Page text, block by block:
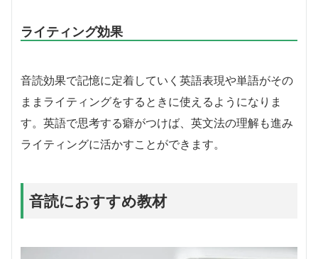
ライティング効果
音読効果で記憶に定着していく英語表現や単語がその
ままライティングをするときに使えるようになりま
す。英語で思考する癖がつけば、英文法の理解も進み
ライティングに活かすことができます。
音読におすすめ教材